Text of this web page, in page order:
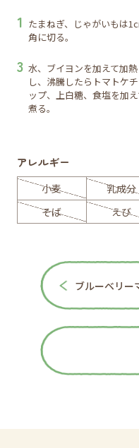
たまねぎ、じゃがいもは
角に切る。
水、ブイヨンを加えて加熱
し、沸騰したらトマトケ
ップ、上白糖、食塩を加
煮る。
アレルギー
小麦 乳成分
そば
えび
ブルーベリー